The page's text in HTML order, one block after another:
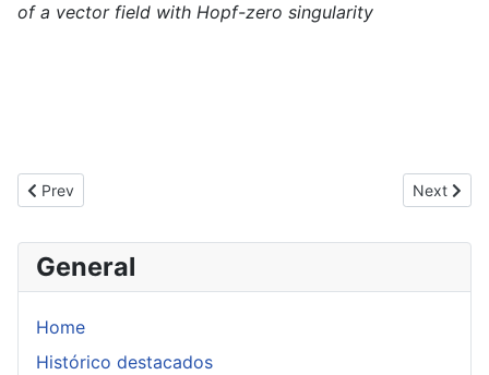
General
Home
Histórico destacados
of a vector field with Hopf-zero singularity
Previous article: XXI edition of Recent Trends in Nonlinear
Prev Next
Next